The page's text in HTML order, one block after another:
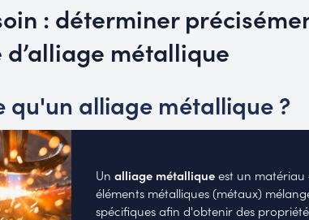
: déterminer
métallique
qu'un alliage métallique ?
Un alliage métalliqueest un matériau
éléments métalliques (métaux)
spécifiques afin d'obtenir des